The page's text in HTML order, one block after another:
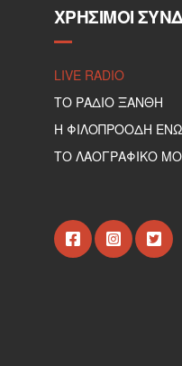
ΧΡΉΣΙΜΟΙ
LIVE RADIO
ΤΟ ΡΑΔΙΟ ΞΑΝΘΗ
Η ΦΙΛΟΠΡΟΟΔΗ
ΤΟ ΛΑΟΓΡΑΦΙΚΟ